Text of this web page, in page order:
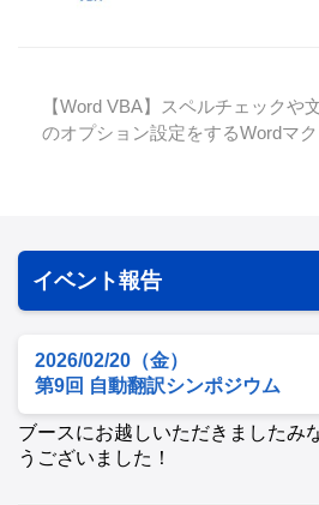
【Word VBA】スペルチェックや
のオプション設定をするWordマク
イベント報告
2026/02/20（金）
第9回 自動翻訳シンポジウム
ブースにお越しいただきましたみ
うございました！